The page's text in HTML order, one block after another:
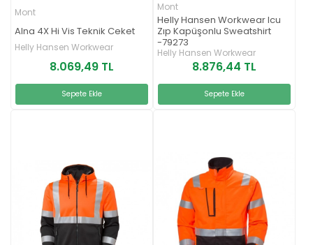
Mont
Alna 4X Hi Vis Teknik Ceket
Helly Hansen Workwear
8.069,49 TL
Sepete Ekle
Mont
Helly Hansen Workwear Icu
Zıp Kapüşonlu Sweatshirt
-79273
Helly Hansen Workwear
8.876,44 TL
Sepete Ekle